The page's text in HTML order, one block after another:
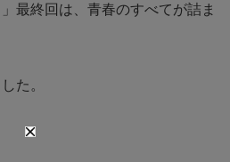
最終回は、青春のすべてが詰ま
た。